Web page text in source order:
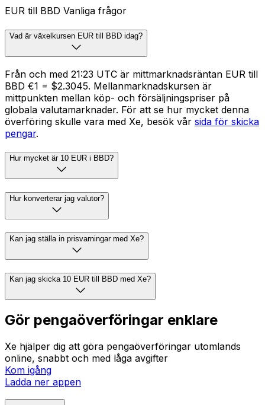
EUR till BBD Vanliga frågor
Vad är växelkursen EUR till BBD idag?
Från och med 21:23 UTC är mittmarknadsräntan EUR till
BBD €1 = $2.3045. Mellanmarknadskursen är
mittpunkten mellan köp- och försäljningspriser på
globala valutamarknader. För att se hur mycket denna
överföring skulle vara med Xe, besök vår sida för skicka
pengar.
Hur mycket är 10 EUR i BBD?
Hur konverterar jag valutor?
Kan jag ställa in prisvarningar med Xe?
Kan jag skicka 10 EUR till BBD med Xe?
Gör pengaöverföringar enklare
Xe hjälper dig att göra pengaöverföringar utomlands
online, snabbt och med låga avgifter
Kom igång
Ladda ner appen